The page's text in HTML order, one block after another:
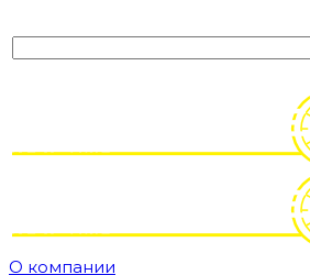
О компании